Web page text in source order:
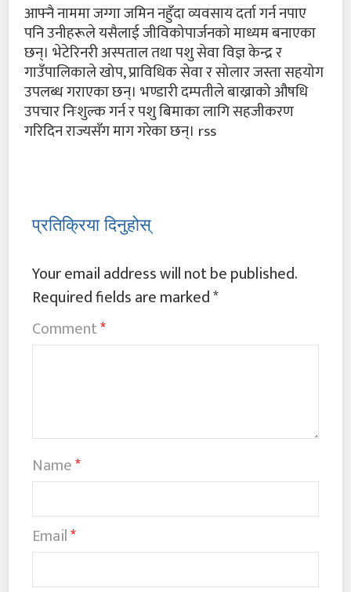
आफ्नै नाममा जग्गा जमिन नहुँदा व्यवसाय दर्ता गर्न नपाए
पनि उनीहरूले यसैलाई जीविकोपार्जनको माध्यम बनाएका
छन्। भेटेरिनरी अस्पताल तथा पशु सेवा विज्ञ केन्द्र र
गाउँपालिकाले खोप, प्राविधिक सेवा र सोलार जस्ता सहयोग
उपलब्ध गराएका छन्। भण्डारी दम्पतीले बाख्राको औषधि
उपचार निःशुल्क गर्न र पशु बिमाका लागि सहजीकरण
गरिदिन राज्यसँग माग गरेका छन्। rss
प्रतिक्रिया दिनुहोस्
Your email address will not be published.
Required fields are marked*
Comment*
Name*
Email*